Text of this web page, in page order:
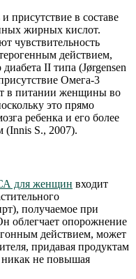
присутствие в составе
жирных кислот.
чувствительность
действием,
II типа (Jørgensen
Омега-3
в питании женщины во
это прямо
ребенка и его более
S., 2007).
для женщин входит
получаемое при
облегчает опорожнение
действием, может
придавая продуктам
не повышая